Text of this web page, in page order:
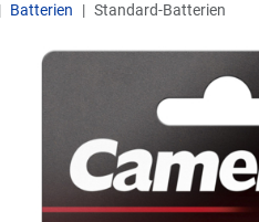
Batterien Standard-Batterien